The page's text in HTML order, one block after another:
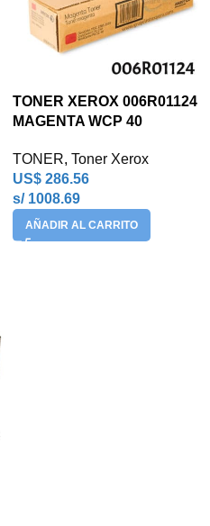
TONER XEROX 006R01124
MAGENTA WCP 40
TONER, Toner Xerox
US$ 286.56
s/ 1008.69
AÑADIR AL CARRITO